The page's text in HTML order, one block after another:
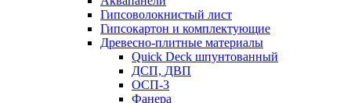
Гипсоволокнистый лист
Гипсокартон и комплектующие
Древесно-плитные материалы
Quick Deck шпунтованный
ДСП, ДВП
ОСП-3
Фанера